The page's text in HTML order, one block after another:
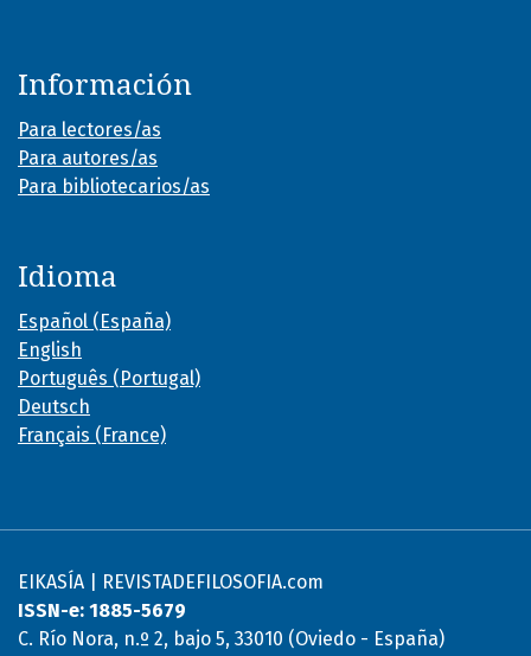
Información
Para lectores/as
Para autores/as
Para bibliotecarios/as
Idioma
Español (España)
English
Português (Portugal)
Deutsch
Français (France)
EIKASÍA | REVISTADEFILOSOFIA.com
ISSN-e: 1885-5679
C. Río Nora, n.º 2, bajo 5, 33010 (Oviedo - España)